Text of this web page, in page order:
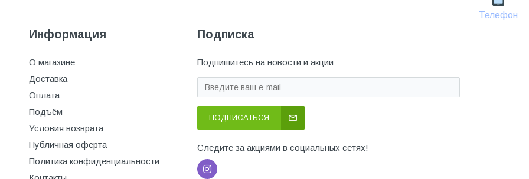
Телефон
Информация
О магазине
Доставка
Оплата
Подъём
Условия возврата
Публичная оферта
Политика конфиденциальности
Подписка
Подпишитесь на новости и акции
ПОДПИСАТЬСЯ
Следите за акциями в социальных сетях!